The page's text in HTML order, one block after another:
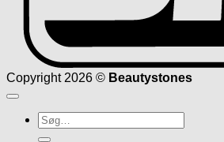
Copyright 2026 © Beautystones
Søg
efter: